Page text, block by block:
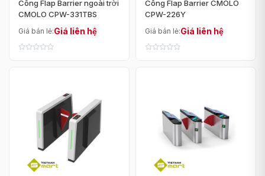
Cổng Flap Barrier ngoài trời
CMOLO CPW-331TBS
Giá bán lẻ:Giá liên hệ
Cổng Flap Barrier CMOLO
CPW-226Y
Giá bán lẻ:Giá liên hệ